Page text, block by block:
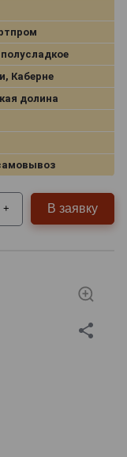
Каберне
долина
+ В заявку